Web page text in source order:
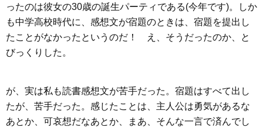
ったのは彼女の30歳の誕生パーティである(今年です)。しか
も中学高校時代に、感想文が宿題のときは、宿題を提出し
たことがなかったというのだ！ え、そうだったのか、と
びっくりした。
が、実は私も読書感想文が苦手だった。宿題はすべて出し
たが、苦手だった。感じたことは、主人公は勇気があるな
あとか、可哀想だなあとか、まあ、そんな一言で済んでし